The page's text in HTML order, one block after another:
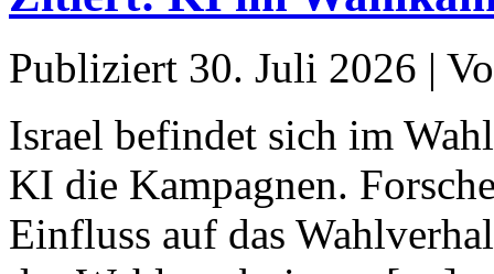
Publiziert 30. Juli 2026 |
Israel befindet sich im
KI die Kampagnen.
Einfluss auf das